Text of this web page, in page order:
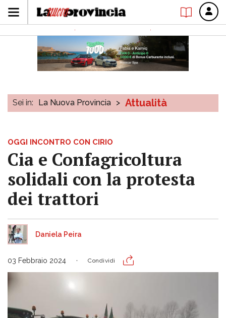
Sei in: La Nuova Provincia > Attualità
OGGI INCONTRO CON CIRIO
Cia e Confagricoltura
solidali con la protesta
dei trattori
Daniela Peira
03 Febbraio 2024 Condividi